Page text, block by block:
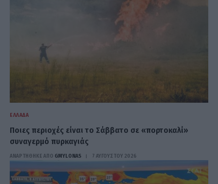
ΕΛΛΆΔΑ
Ποιες περιοχές είναι το Σάββατο σε «πορτοκαλί»
συναγερμό πυρκαγιάς
ΑΝΑΡΤΗΘΗΚΕ ΑΠΟ GMYLONAS 7 ΑΥΓΟΎΣΤΟΥ 2026